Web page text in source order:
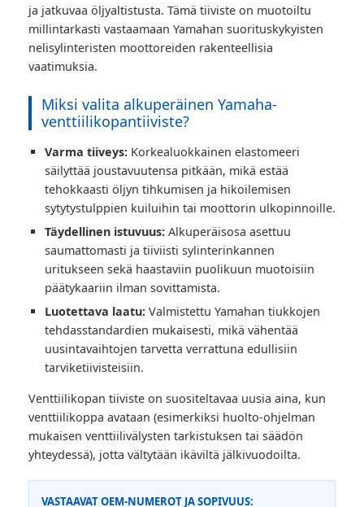
ja jatkuvaa öljyaltistusta. Tämä tiiviste on muotoiltu
millintarkasti vastaamaan Yamahan suorituskykyisten
nelisylinteristen moottoreiden rakenteellisia
vaatimuksia.
Miksi valita alkuperäinen Yamaha-
venttiilikopantiiviste?
Varma tiiveys: Korkealuokkainen elastomeeri
säilyttää joustavuutensa pitkään, mikä estää
tehokkaasti öljyn tihkumisen ja hikoilemisen
sytytystulppien kuiluihin tai moottorin ulkopinnoille.
Täydellinen istuvuus: Alkuperäisosa asettuu
saumattomasti ja tiiviisti sylinterinkannen
uritukseen sekä haastaviin puolikuun muotoisiin
päätykaariin ilman sovittamista.
Luotettava laatu: Valmistettu Yamahan tiukkojen
tehdasstandardien mukaisesti, mikä vähentää
uusintavaihtojen tarvetta verrattuna edullisiin
tarviketiivisteisiin.
Venttiilikopan tiiviste on suositeltavaa uusia aina, kun
venttiilikoppa avataan (esimerkiksi huolto-ohjelman
mukaisen venttiilivälysten tarkistuksen tai säädön
yhteydessä), jotta vältytään ikäviltä jälkivuodoilta.
VASTAAVAT OEM-NUMEROT JA SOPIVUUS: